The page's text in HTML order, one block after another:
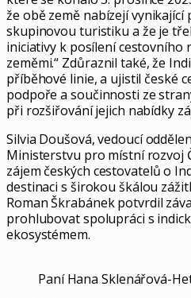
že obě země nabízejí
skupinovou turistiku a že je
iniciativy k posílení cestovního
zeměmi.“ Zdůraznil také, že
příběhové linie, a ujistil české
podpoře a součinnosti ze
při rozšiřování jejich nabídky
Silvia Doušová, vedoucí
Ministerstvu pro místní rozvoj
zájem českých cestovatelů o
destinaci s širokou škálou
Roman Škrabánek potvrdil
prohlubovat spolupráci s
ekosystémem.
Paní Hana Sklenářová-